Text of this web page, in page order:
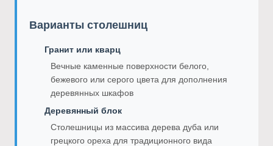
Варианты столешниц
Гранит или кварц
Вечные каменные поверхности белого,
бежевого или серого цвета для дополнения
деревянных шкафов
Деревянный блок
Столешницы из массива дерева дуба или
грецкого ореха для традиционного вида